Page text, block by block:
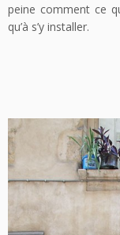
peine comment ce
qu’à s’y installer.